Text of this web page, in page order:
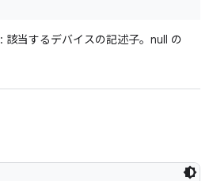
: 該当するデバイスの記述子。null の